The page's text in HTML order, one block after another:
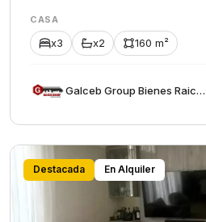
CASA
x3 x2 160 m²
Galceb Group Bienes Raices
Destacada En Alquiler